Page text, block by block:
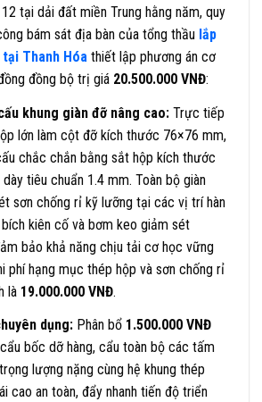
tại dải đất miền Trung hằng năm, quy
bám sát địa bàn của tổng thầu lắp
Thanh Hóa thiết lập phương án cơ
đồng bộ trị giá 20.500.000 VNĐ:
khung giàn đỡ nâng cao:Trực tiếp
lớn làm cột đỡ kích thước 76×76 mm,
chắc chắn bằng sắt hộp kích thước
tiêu chuẩn 1.4 mm. Toàn bộ giàn
sơn chống rỉ kỹ lưỡng tại các vị trí hàn
kiên cố và bơm keo giảm sét
bảo khả năng chịu tải cơ học vững
phí hạng mục thép hộp và sơn chống rỉ
là 19.000.000 VNĐ.
dụng:Phân bổ 1.500.000 VNĐ
bốc dỡ hàng, cẩu toàn bộ các tấm
lượng nặng cùng hệ khung thép
cao an toàn, đẩy nhanh tiến độ triển